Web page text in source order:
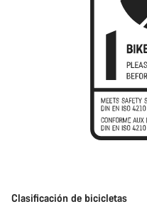
Clasificación de bicicletas